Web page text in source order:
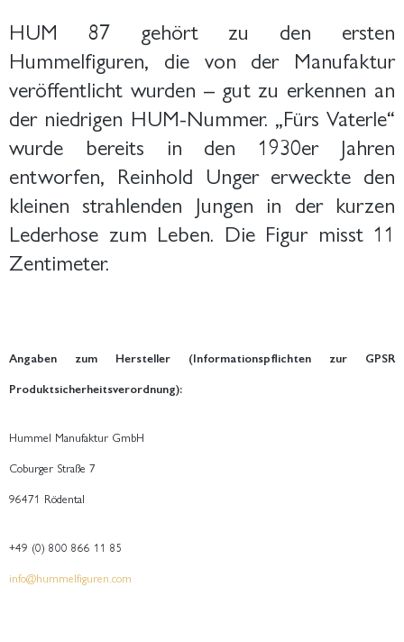
HUM 87 gehört zu den ersten
Hummelfiguren, die von der Manufaktur
veröffentlicht wurden – gut zu erkennen an
der niedrigen HUM-Nummer. „Fürs Vaterle“
wurde bereits in den 1930er Jahren
entworfen, Reinhold Unger erweckte den
kleinen strahlenden Jungen in der kurzen
Lederhose zum Leben. Die Figur misst 11
Zentimeter.
Angaben zum Hersteller (Informationspflichten zur GPSR
Produktsicherheitsverordnung):
Hummel Manufaktur GmbH
Coburger Straße 7
96471 Rödental
+49 (0) 800 866 11 85
info@hummelfiguren.com